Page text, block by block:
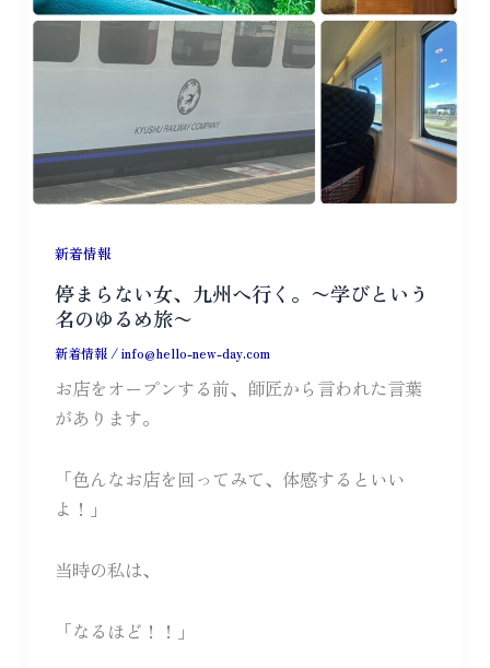
新着情報
停まらない女、九州へ行く。〜学びという
名のゆるめ旅〜
新着情報/info@hello-new-day.com
お店をオープンする前、師匠から言われた言葉
があります。
「色んなお店を回ってみて、体感するといい
よ！」
当時の私は、
「なるほど！！」